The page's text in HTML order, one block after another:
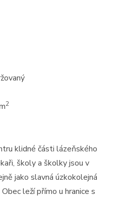
2
klidné části lázeňského
školy a školky jsou v
jako slavná úzkokolejná
leží přímo u hranice s